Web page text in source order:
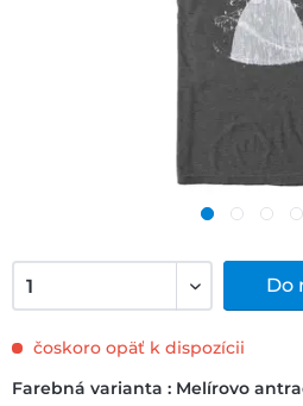
čoskoro opäť k dispozícii
Farebná varianta : Melírovo
Do